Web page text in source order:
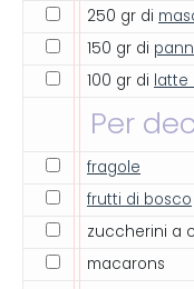
250 gr di
150 gr di
100 gr di
Per
fragole
frutti di bosco
zuccherini a
macarons